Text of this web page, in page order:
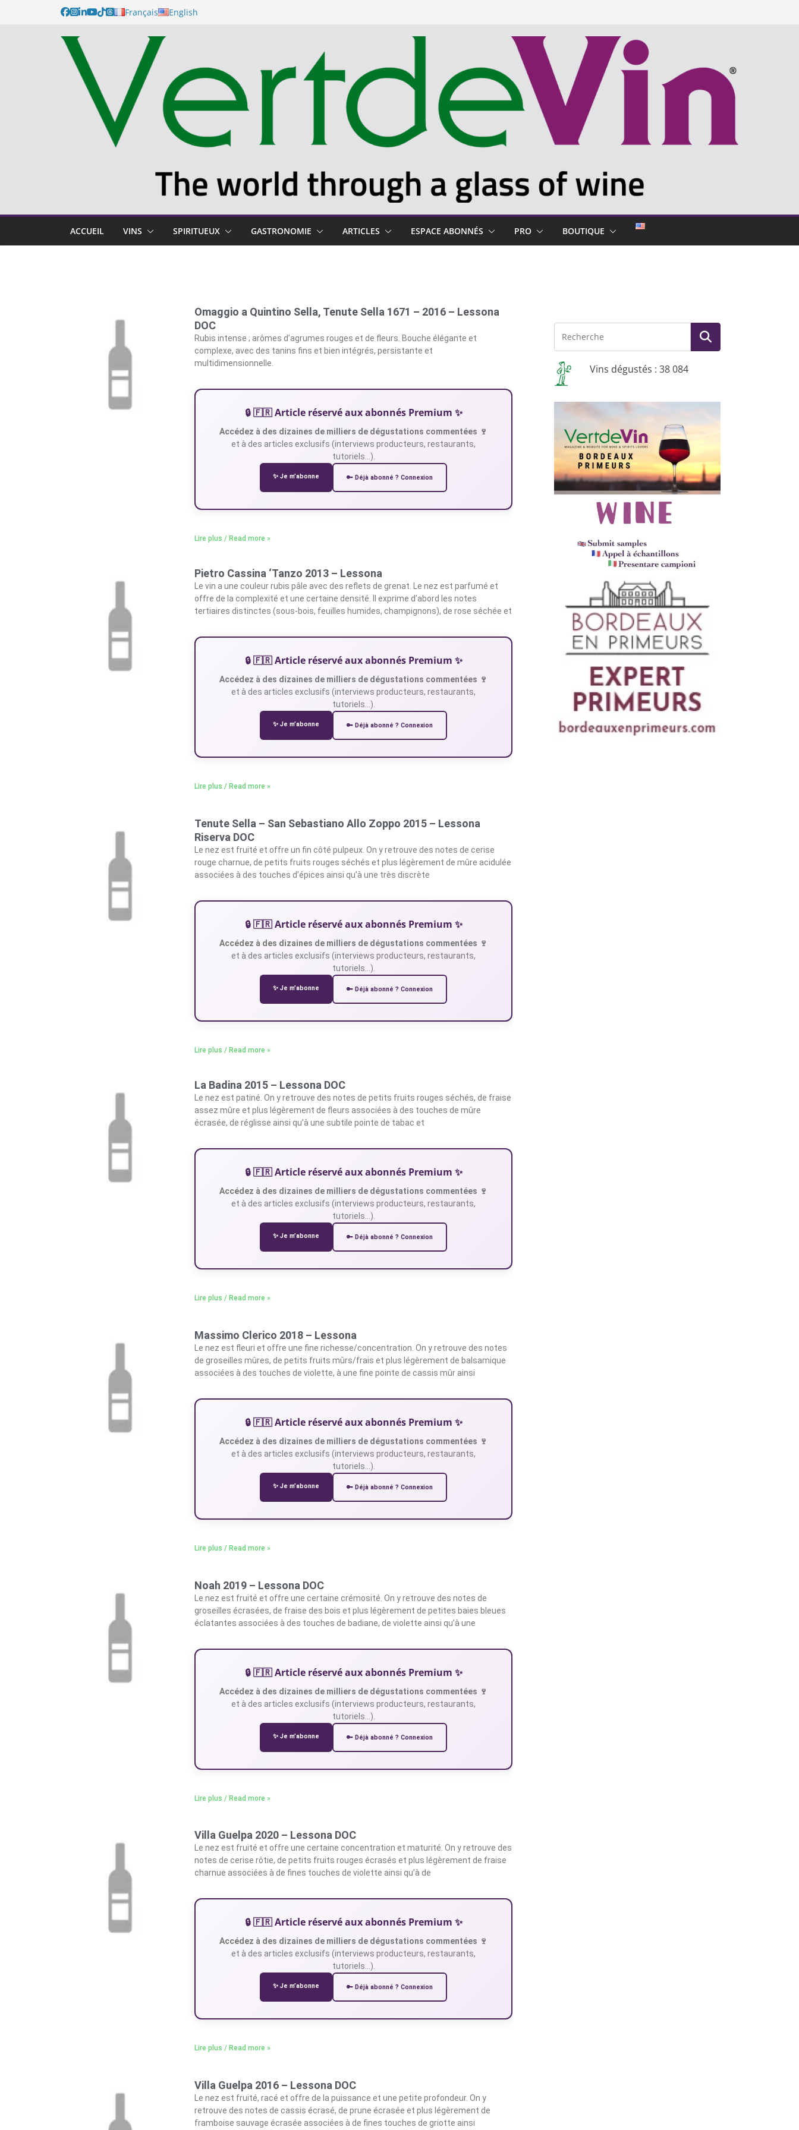
Français English
ACCUEIL VINS SPIRITUEUX GASTRONOMIE ARTICLES ESPACE ABONNÉS PRO BOUTIQUE
Omaggio a Quintino Sella, Tenute Sella 1671 – 2016 – Lessona
DOC
Rubis intense ; arômes d’agrumes rouges et de fleurs. Bouche élégante et
complexe, avec des tanins fins et bien intégrés, persistante et
multidimensionnelle.
🔒 🇫🇷 Article réservé aux abonnés Premium ✨
Accédez à des dizaines de milliers de dégustations commentées 🍷
et à des articles exclusifs (interviews producteurs, restaurants,
tutoriels…).
✨ Je m’abonne 🔑 Déjà abonné ? Connexion
Lire plus / Read more »
Pietro Cassina ‘Tanzo 2013 – Lessona
Le vin a une couleur rubis pâle avec des reflets de grenat. Le nez est parfumé et
offre de la complexité et une certaine densité. Il exprime d’abord les notes
tertiaires distinctes (sous-bois, feuilles humides, champignons), de rose séchée et
🔒 🇫🇷 Article réservé aux abonnés Premium ✨
Accédez à des dizaines de milliers de dégustations commentées 🍷
et à des articles exclusifs (interviews producteurs, restaurants,
tutoriels…).
✨ Je m’abonne 🔑 Déjà abonné ? Connexion
Lire plus / Read more »
Tenute Sella – San Sebastiano Allo Zoppo 2015 – Lessona
Riserva DOC
Le nez est fruité et offre un fin côté pulpeux. On y retrouve des notes de cerise
rouge charnue, de petits fruits rouges séchés et plus légèrement de mûre acidulée
associées à des touches d’épices ainsi qu’à une très discrète
🔒 🇫🇷 Article réservé aux abonnés Premium ✨
Accédez à des dizaines de milliers de dégustations commentées 🍷
et à des articles exclusifs (interviews producteurs, restaurants,
tutoriels…).
✨ Je m’abonne 🔑 Déjà abonné ? Connexion
Lire plus / Read more »
La Badina 2015 – Lessona DOC
Le nez est patiné. On y retrouve des notes de petits fruits rouges séchés, de fraise
assez mûre et plus légèrement de fleurs associées à des touches de mûre
écrasée, de réglisse ainsi qu’à une subtile pointe de tabac et
🔒 🇫🇷 Article réservé aux abonnés Premium ✨
Accédez à des dizaines de milliers de dégustations commentées 🍷
et à des articles exclusifs (interviews producteurs, restaurants,
tutoriels…).
✨ Je m’abonne 🔑 Déjà abonné ? Connexion
Lire plus / Read more »
Massimo Clerico 2018 – Lessona
Le nez est fleuri et offre une fine richesse/concentration. On y retrouve des notes
de groseilles mûres, de petits fruits mûrs/frais et plus légèrement de balsamique
associées à des touches de violette, à une fine pointe de cassis mûr ainsi
🔒 🇫🇷 Article réservé aux abonnés Premium ✨
Accédez à des dizaines de milliers de dégustations commentées 🍷
et à des articles exclusifs (interviews producteurs, restaurants,
tutoriels…).
✨ Je m’abonne 🔑 Déjà abonné ? Connexion
Lire plus / Read more »
Noah 2019 – Lessona DOC
Le nez est fruité et offre une certaine crémosité. On y retrouve des notes de
groseilles écrasées, de fraise des bois et plus légèrement de petites baies bleues
éclatantes associées à des touches de badiane, de violette ainsi qu’à une
🔒 🇫🇷 Article réservé aux abonnés Premium ✨
Accédez à des dizaines de milliers de dégustations commentées 🍷
et à des articles exclusifs (interviews producteurs, restaurants,
tutoriels…).
✨ Je m’abonne 🔑 Déjà abonné ? Connexion
Lire plus / Read more »
Villa Guelpa 2020 – Lessona DOC
Le nez est fruité et offre une certaine concentration et maturité. On y retrouve des
notes de cerise rôtie, de petits fruits rouges écrasés et plus légèrement de fraise
charnue associées à de fines touches de violette ainsi qu’à de
🔒 🇫🇷 Article réservé aux abonnés Premium ✨
Accédez à des dizaines de milliers de dégustations commentées 🍷
et à des articles exclusifs (interviews producteurs, restaurants,
tutoriels…).
✨ Je m’abonne 🔑 Déjà abonné ? Connexion
Lire plus / Read more »
Villa Guelpa 2016 – Lessona DOC
Le nez est fruité, racé et offre de la puissance et une petite profondeur. On y
retrouve des notes de cassis écrasé, de prune écrasée et plus légèrement de
framboise sauvage écrasée associées à de fines touches de griotte ainsi
Vins dégustés : 38 084